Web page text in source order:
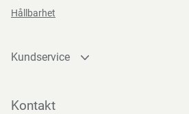
Hållbarhet
Kundservice
Bli kund
Kontakt